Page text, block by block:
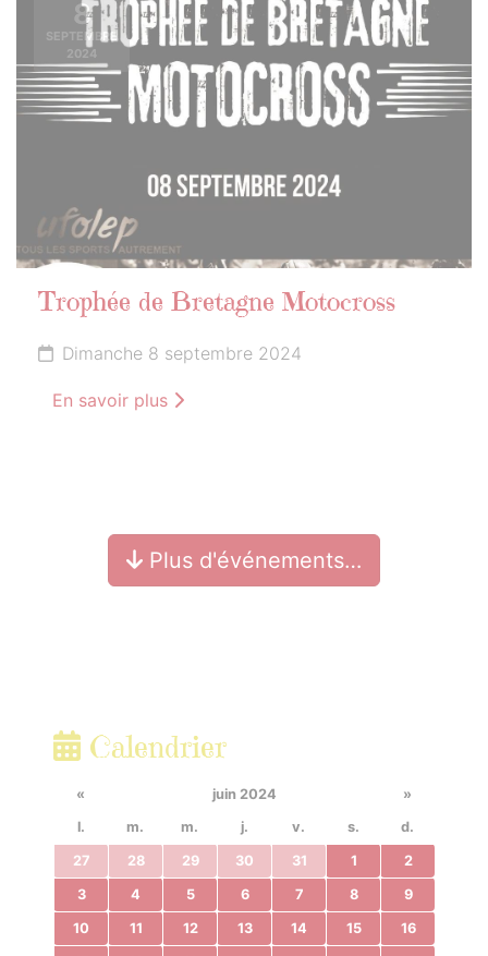
8
SEPTEMBRE
2024
Trophée de Bretagne Motocross
Dimanche 8 septembre 2024
En savoir plus
Plus d'événements…
Calendrier
« juin 2024
»
l.
m. m. j. v. s. d.
27 28 29 30 31 1 2
3 4 5 6 7 8 9
10 11 12 13 14 15 16